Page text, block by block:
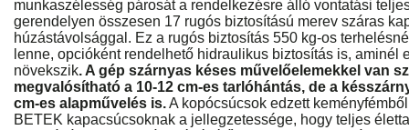
munkaszélesség párosát a rendelkezésre álló vontatási
gerendelyen összesen 17 rugós biztosítású merev száras
húzástávolsággal. Ez a rugós biztosítás 550 kg-os
lenne, opcióként rendelhető hidraulikus biztosítás is, aminél
növekszik. A gép szárnyas késes művelőelemekkel van
megvalósítható a 10-12 cm-es tarlóhántás, de a
cm-es alapművelés is.A kopócsúcsok edzett
BETEK kapacsúcsoknak a jellegzetessége, hogy teljes